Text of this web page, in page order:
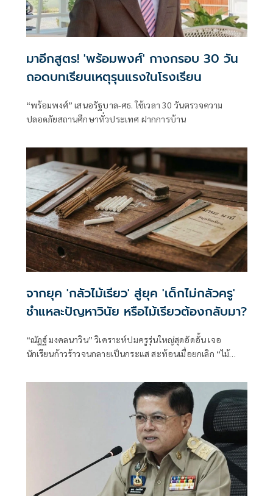
มาอีกสูตร! 'พร้อมพงศ์' กางกรอบ 30 วัน
ถอดบทเรียนเหตุรุนแรงในโรงเรียน
“พร้อมพงศ์” เสนอรัฐบาล-ศธ. ใช้เวลา 30 วันตรวจความ
ปลอดภัยสถานศึกษาทั่วประเทศ ฝากการบ้าน
จากยุค 'กลัวไม้เรียว' สู่ยุค 'เด็กไม่กลัวครู'
ชำแหละปัญหาวินัย หรือไม้เรียวต้องกลับมา?
“ณัฏฐ์ มงคลนาวิน” วิเคราะห์ปมครูรุ่นใหญ่สุดอัดอั้น เจอ
นักเรียนก้าวร้าวจนกลายเป็นกระแส สะท้อนเมื่อยกเลิก “ไม้